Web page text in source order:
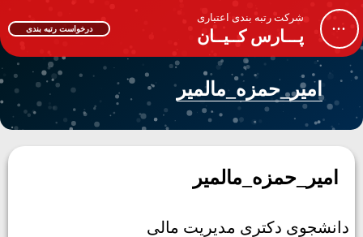
...
شرکت رتبه بندی اعتباری
پـــارس کــیــان درخواست رتبه بندی
امیر_حمزه_مالمیر
امیر_حمزه_مالمیر
دانشجوی دکتری مدیریت مالی